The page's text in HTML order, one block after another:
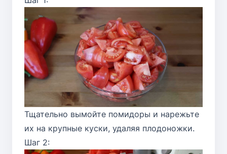
Тщательно вымойте помидоры и нарежьте
их на крупные куски, удаляя плодоножки.
Шаг 2: